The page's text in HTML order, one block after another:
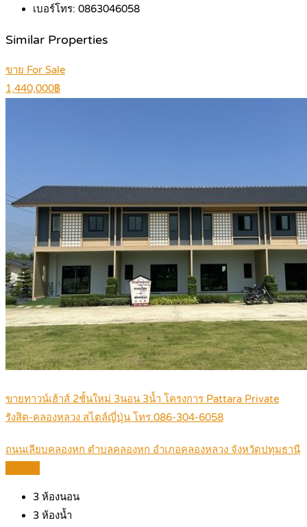
เบอร์โทร: 0863046058
Similar Properties
ขาย For Sale
1,440,000฿
ขายทาวน์เฮ้าส์ 2ชั้นใหม่ 3นอน 3น้ำ โครงการ Pattara Private
รังสิต-คลองหลวง สไตล์ญี่ปุ่น โทร.086-304-6058
ถนนเลียบคลองหก ตำบลคลองหก อำเภอคลองหลวง จังหวัดปทุมธานี
3 ห้องนอน
3 ห้องน้ำ